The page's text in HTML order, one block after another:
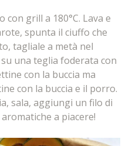
grill a 180°C. Lava e
spunta il ciuffo che
tagliale a metà nel
una teglia foderata con
con la buccia ma
con la buccia e il porro.
sala, aggiungi un filo di
a piacere!